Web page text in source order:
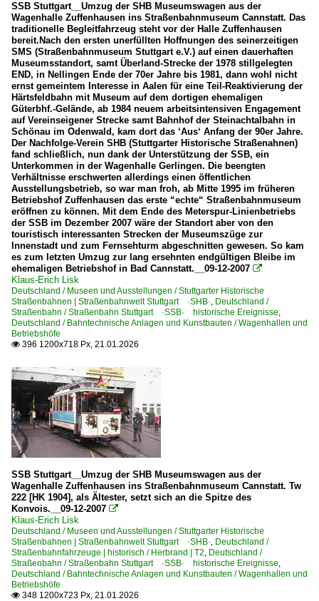
SSB Stuttgart__Umzug der SHB Museumswagen aus der
Wagenhalle Zuffenhausen ins Straßenbahnmuseum Cannstatt. Das
traditionelle Begleitfahrzeug steht vor der Halle Zuffenhausen
bereit.Nach den ersten unerfüllten Hoffnungen des seinerzeitigen
SMS (Straßenbahnmuseum Stuttgart e.V.) auf einen dauerhaften
Museumsstandort, samt Überland-Strecke der 1978 stillgelegten
END, in Nellingen Ende der 70er Jahre bis 1981, dann wohl nicht
ernst gemeintem Interesse in Aalen für eine Teil-Reaktivierung der
Härtsfeldbahn mit Museum auf dem dortigen ehemaligen
Güterbhf.-Gelände, ab 1984 neuem arbeitsintensiven Engagement
auf Vereinseigener Strecke samt Bahnhof der Steinachtalbahn in
Schönau im Odenwald, kam dort das ‘Aus‘ Anfang der 90er Jahre.
Der Nachfolge-Verein SHB (Stuttgarter Historische Straßenahnen)
fand schließlich, nun dank der Unterstützung der SSB, ein
Unterkommen in der Wagenhalle Gerlingen. Die beengten
Verhältnisse erschwerten allerdings einen öffentlichen
Ausstellungsbetrieb, so war man froh, ab Mitte 1995 im früheren
Betriebshof Zuffenhausen das erste “echte“ Straßenbahnmuseum
eröffnen zu können. Mit dem Ende des Meterspur-Linienbetriebs
der SSB im Dezember 2007 wäre der Standort aber von den
touristisch interessanten Strecken der Museumszüge zur
Innenstadt und zum Fernsehturm abgeschnitten gewesen. So kam
es zum letzten Umzug zur lang ersehnten endgültigen Bleibe im
ehemaligen Betriebshof in Bad Cannstatt.__09-12-2007 
Klaus-Erich Lisk
Deutschland / Museen und Ausstellungen / Stuttgarter Historische
Straßenbahnen | Straßenbahnwelt Stuttgart ·SHB·, Deutschland /
Straßenbahn / Straßenbahn Stuttgart ·SSB· historische Ereignisse,
Deutschland / Bahntechnische Anlagen und Kunstbauten / Wagenhallen und
Betriebshöfe
 396 1200x718 Px, 21.01.2026
SSB Stuttgart__Umzug der SHB Museumswagen aus der
Wagenhalle Zuffenhausen ins Straßenbahnmuseum Cannstatt. Tw
222 [HK 1904], als Ältester, setzt sich an die Spitze des
Konvois.__09-12-2007 
Klaus-Erich Lisk
Deutschland / Museen und Ausstellungen / Stuttgarter Historische
Straßenbahnen | Straßenbahnwelt Stuttgart ·SHB·, Deutschland /
Straßenbahnfahrzeuge | historisch / Herbrand | T2, Deutschland /
Straßenbahn / Straßenbahn Stuttgart ·SSB· historische Ereignisse,
Deutschland / Bahntechnische Anlagen und Kunstbauten / Wagenhallen und
Betriebshöfe
 348 1200x723 Px, 21.01.2026